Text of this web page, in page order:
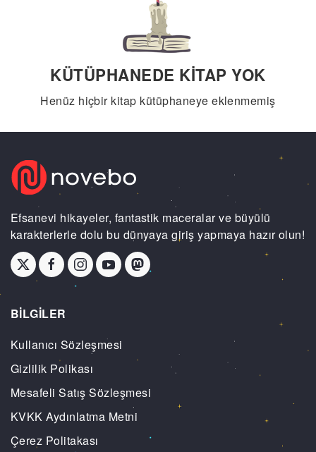
KÜTÜPHANEDE KITAP YOK
Henüz hiçbir kitap kütüphaneye eklenmemiş
Efsanevi hikayeler, fantastik maceralar ve büyülü
karakterlerle dolu bu dünyaya giriş yapmaya hazır olun!
BİLGİLER
Kullanıcı Sözleşmesi
Gizlilik Polikası
Mesafeli Satış Sözleşmesi
KVKK Aydınlatma Metni
Çerez Politakası